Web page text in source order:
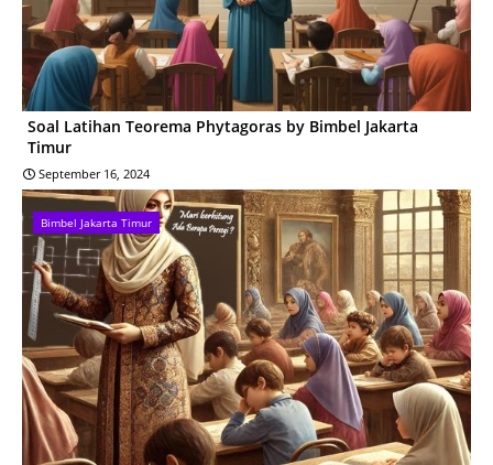
Soal Latihan Teorema Phytagoras by Bimbel Jakarta
Timur
September 16, 2024
Bimbel Jakarta Timur